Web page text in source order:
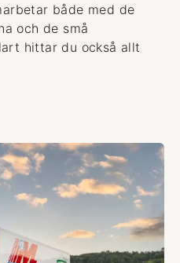
både med de
och de små
hittar du också allt